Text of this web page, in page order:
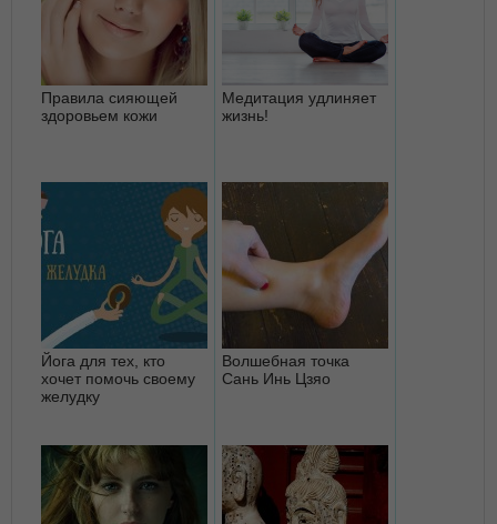
Правила сияющей
здоровьем кожи
Медитация удлиняет
жизнь!
Йога для тех, кто
хочет помочь своему
желудку
Волшебная точка
Сань Инь Цзяо